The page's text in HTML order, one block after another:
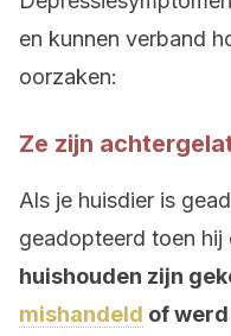
en kunnen verband
oorzaken:
Ze zijn
Als je huisdier is
geadopteerd toen hij
huishouden zijn
mishandeld of